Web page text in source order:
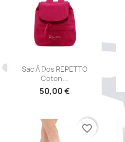
Aperçu rapide
Sac À Dos REPETTO
Coton...
50,00 €
favorite_border